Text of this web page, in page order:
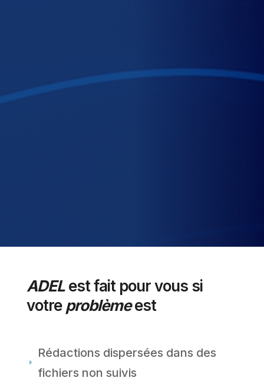
ADELest fait pour vous si
votre problèmeest
E
Rédactions dispersées dans des
fichiers non suivis